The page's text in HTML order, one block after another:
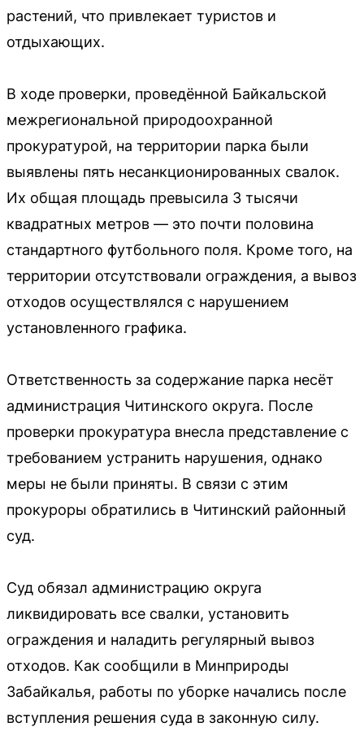
растений, что привлекает туристов и
отдыхающих.
В ходе проверки, проведённой Байкальской
межрегиональной природоохранной
прокуратурой, на территории парка были
выявлены пять несанкционированных свалок.
Их общая площадь превысила 3 тысячи
квадратных метров — это почти половина
стандартного футбольного поля. Кроме того, на
территории отсутствовали ограждения, а вывоз
отходов осуществлялся с нарушением
установленного графика.
Ответственность за содержание парка несёт
администрация Читинского округа. После
проверки прокуратура внесла представление с
требованием устранить нарушения, однако
меры не были приняты. В связи с этим
прокуроры обратились в Читинский районный
суд.
Суд обязал администрацию округа
ликвидировать все свалки, установить
ограждения и наладить регулярный вывоз
отходов. Как сообщили в Минприроды
Забайкалья, работы по уборке начались после
вступления решения суда в законную силу.